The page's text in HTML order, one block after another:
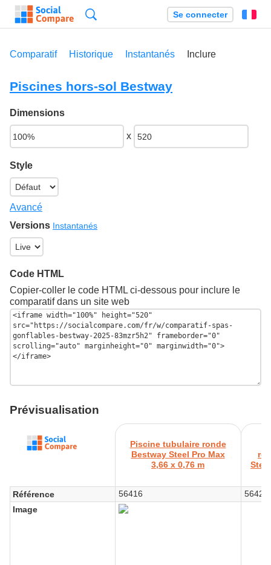
Se connecter
Comparatif Historique Instantanés Inclure
Piscines hors-sol Bestway
Dimensions
x
Style
Avancé
Versions Instantanés
Code HTML
Copier-coller le code HTML ci-dessous pour inclure le
comparatif dans un site web
Prévisualisation